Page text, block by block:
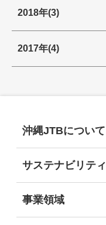
2018年(3)
2017年(4)
沖縄JTBについて
経営理念
会社概要
会社沿革
サステナビリティ
環境
社会
事業領域